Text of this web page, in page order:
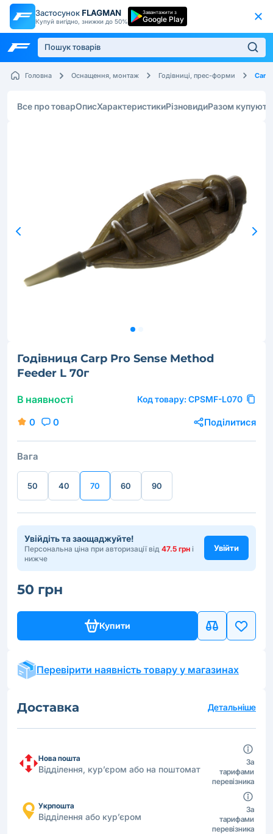
Застосунок FLAGMAN
Купуй вигідно, знижки до 50%
Завантажити з
Google Play
Головна Оснащення, монтаж Годівниці, прес-форми Carp
Все про товарОписХарактеристикиРізновидиРазом купують
Годівниця Carp Pro Sense Method
Feeder L 70г
В наявності Код товару: CPSMF-L070
0 0 Поділитися
Вага
50 40 70 60 90
Увійдіть та заощаджуйте!
Персональна ціна при авторизації від 47.5 грн і
нижче
Увійти
50 грн
Купити
Перевірити наявність товару у магазинах
Доставка Детальніше
Нова пошта
Відділення, кур’єром або на поштомат
За
тарифами
перевізника
Укрпошта
Відділення або кур’єром
За
тарифами
перевізника